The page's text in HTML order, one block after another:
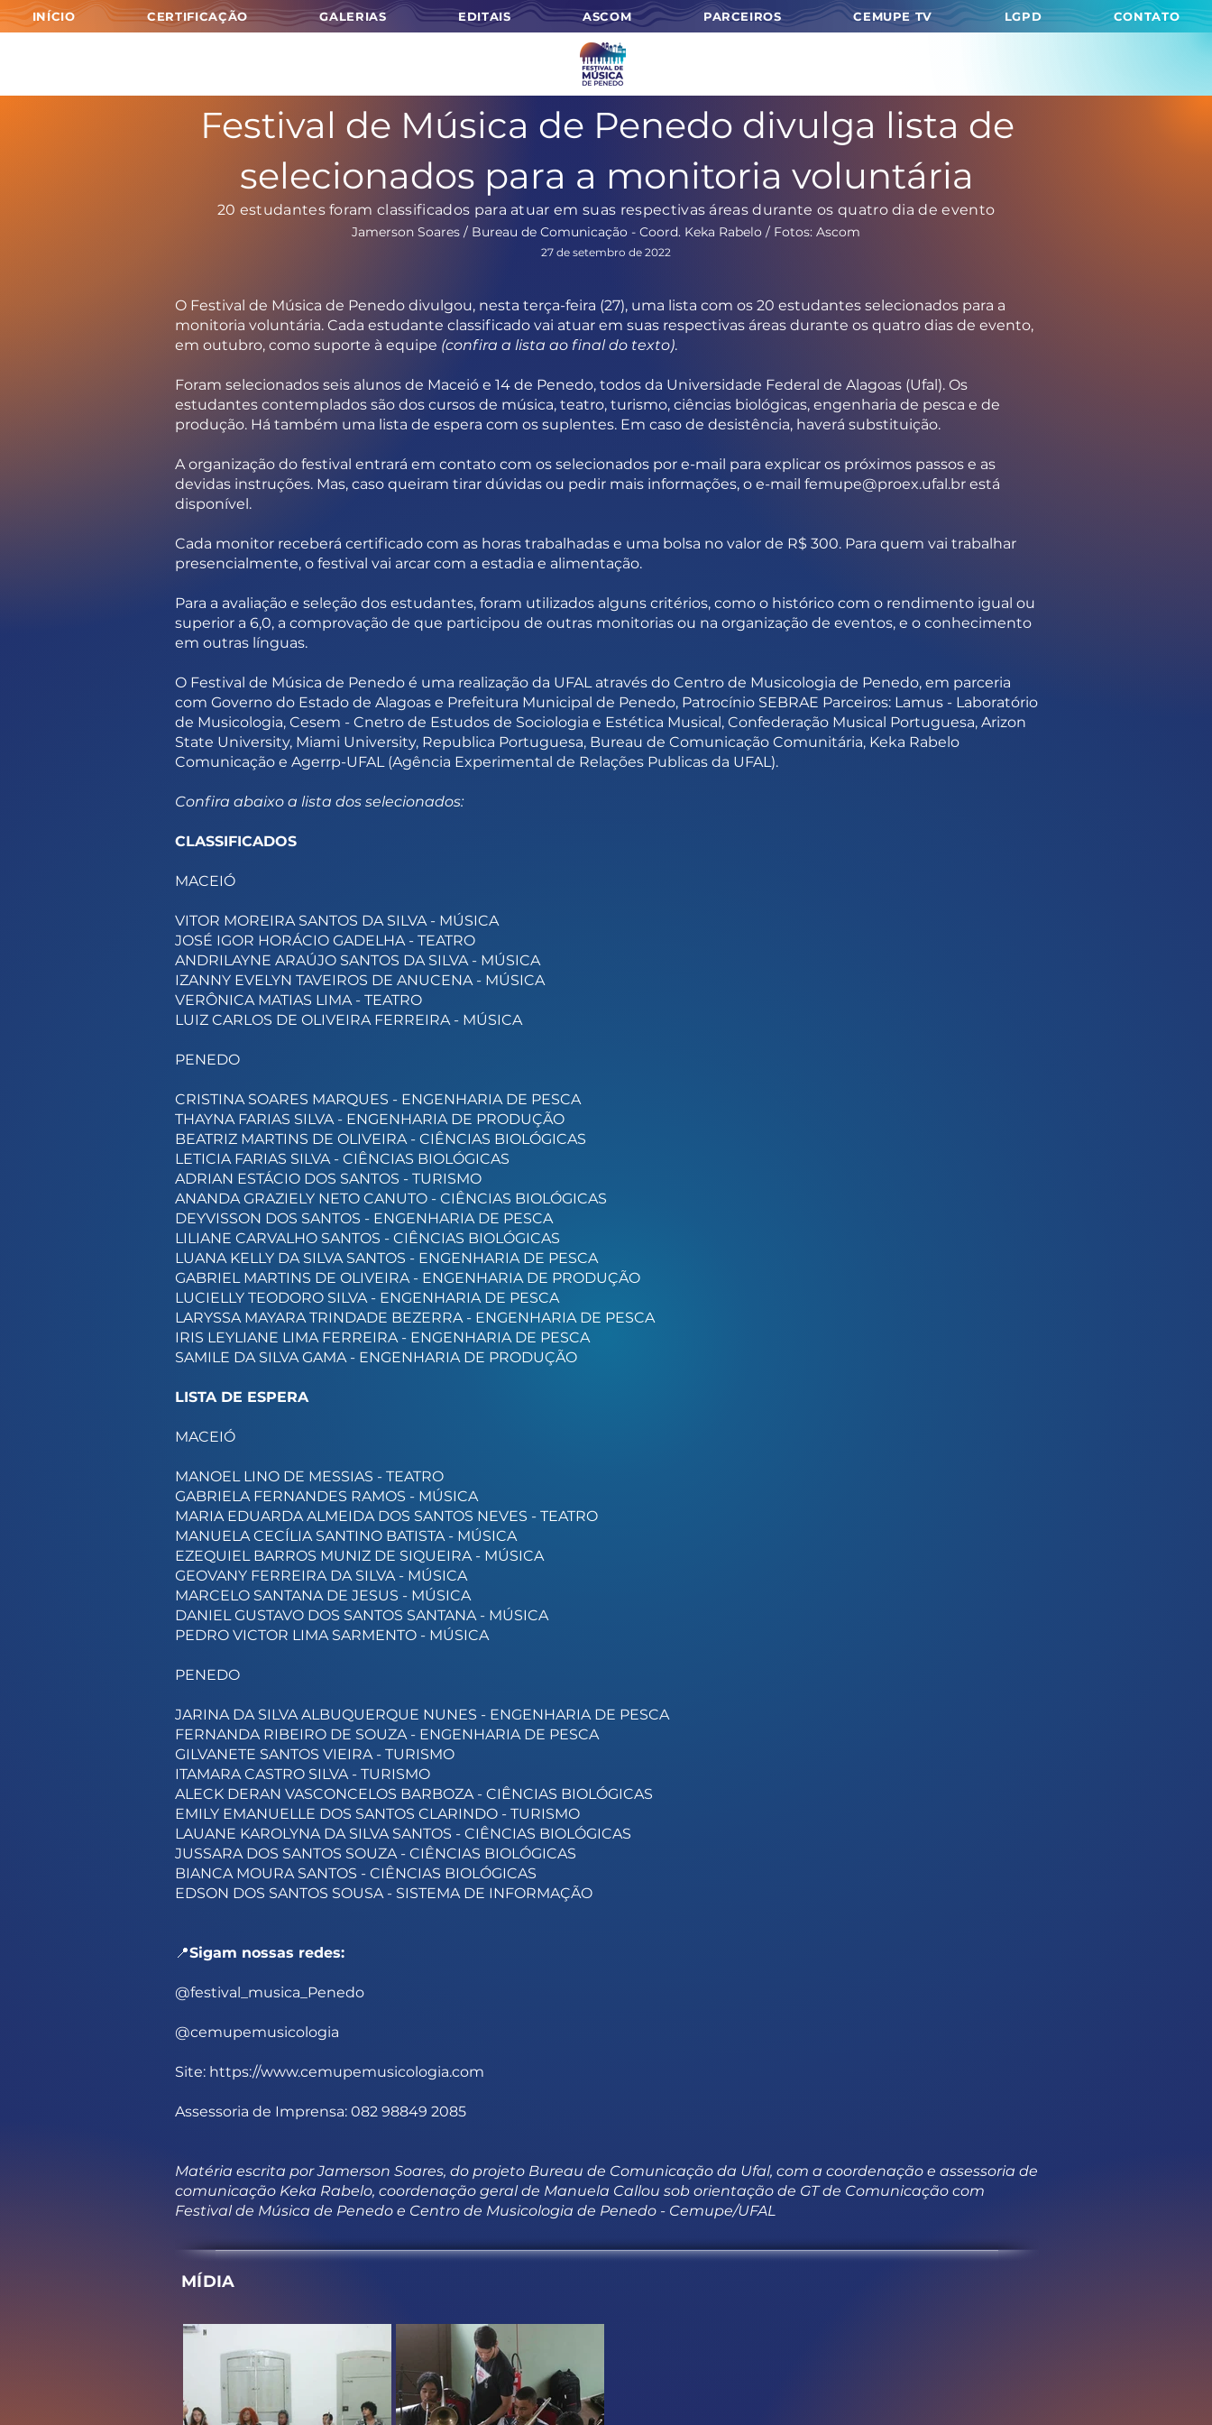
INÍCIO CERTIFICAÇÃO GALERIAS EDITAIS ASCOM PARCEIROS CEMUPE TV LGPD CONTATO
Festival de Música de Penedo divulga lista de
selecionados para a monitoria voluntária
20 estudantes foram classificados para atuar em suas respectivas áreas durante os quatro dia de evento
Jamerson Soares / Bureau de Comunicação - Coord. Keka Rabelo / Fotos: Ascom
27 de setembro de 2022
O Festival de Música de Penedo divulgou, nesta terça-feira (27), uma lista com os 20 estudantes selecionados para a
monitoria voluntária. Cada estudante classificado vai atuar em suas respectivas áreas durante os quatro dias de evento,
em outubro, como suporte à equipe (confira a lista ao final do texto).
Foram selecionados seis alunos de Maceió e 14 de Penedo, todos da Universidade Federal de Alagoas (Ufal). Os
estudantes contemplados são dos cursos de música, teatro, turismo, ciências biológicas, engenharia de pesca e de
produção. Há também uma lista de espera com os suplentes. Em caso de desistência, haverá substituição.
A organização do festival entrará em contato com os selecionados por e-mail para explicar os próximos passos e as
devidas instruções. Mas, caso queiram tirar dúvidas ou pedir mais informações, o e-mail femupe@proex.ufal.br está
disponível.
Cada monitor receberá certificado com as horas trabalhadas e uma bolsa no valor de R$ 300. Para quem vai trabalhar
presencialmente, o festival vai arcar com a estadia e alimentação.
Para a avaliação e seleção dos estudantes, foram utilizados alguns critérios, como o histórico com o rendimento igual ou
superior a 6,0, a comprovação de que participou de outras monitorias ou na organização de eventos, e o conhecimento
em outras línguas.
O Festival de Música de Penedo é uma realização da UFAL através do Centro de Musicologia de Penedo, em parceria
com Governo do Estado de Alagoas e Prefeitura Municipal de Penedo, Patrocínio SEBRAE Parceiros: Lamus - Laboratório
de Musicologia, Cesem - Cnetro de Estudos de Sociologia e Estética Musical, Confederação Musical Portuguesa, Arizon
State University, Miami University, Republica Portuguesa, Bureau de Comunicação Comunitária, Keka Rabelo
Comunicação e Agerrp-UFAL (Agência Experimental de Relações Publicas da UFAL).
Confira abaixo a lista dos selecionados:
CLASSIFICADOS
MACEIÓ
VITOR MOREIRA SANTOS DA SILVA - MÚSICA
JOSÉ IGOR HORÁCIO GADELHA - TEATRO
ANDRILAYNE ARAÚJO SANTOS DA SILVA - MÚSICA
IZANNY EVELYN TAVEIROS DE ANUCENA - MÚSICA
VERÔNICA MATIAS LIMA - TEATRO
LUIZ CARLOS DE OLIVEIRA FERREIRA - MÚSICA
PENEDO
CRISTINA SOARES MARQUES - ENGENHARIA DE PESCA
THAYNA FARIAS SILVA - ENGENHARIA DE PRODUÇÃO
BEATRIZ MARTINS DE OLIVEIRA - CIÊNCIAS BIOLÓGICAS
LETICIA FARIAS SILVA - CIÊNCIAS BIOLÓGICAS
ADRIAN ESTÁCIO DOS SANTOS - TURISMO
ANANDA GRAZIELY NETO CANUTO - CIÊNCIAS BIOLÓGICAS
DEYVISSON DOS SANTOS - ENGENHARIA DE PESCA
LILIANE CARVALHO SANTOS - CIÊNCIAS BIOLÓGICAS
LUANA KELLY DA SILVA SANTOS - ENGENHARIA DE PESCA
GABRIEL MARTINS DE OLIVEIRA - ENGENHARIA DE PRODUÇÃO
LUCIELLY TEODORO SILVA - ENGENHARIA DE PESCA
LARYSSA MAYARA TRINDADE BEZERRA - ENGENHARIA DE PESCA
IRIS LEYLIANE LIMA FERREIRA - ENGENHARIA DE PESCA
SAMILE DA SILVA GAMA - ENGENHARIA DE PRODUÇÃO
LISTA DE ESPERA
MACEIÓ
MANOEL LINO DE MESSIAS - TEATRO
GABRIELA FERNANDES RAMOS - MÚSICA
MARIA EDUARDA ALMEIDA DOS SANTOS NEVES - TEATRO
MANUELA CECÍLIA SANTINO BATISTA - MÚSICA
EZEQUIEL BARROS MUNIZ DE SIQUEIRA - MÚSICA
GEOVANY FERREIRA DA SILVA - MÚSICA
MARCELO SANTANA DE JESUS - MÚSICA
DANIEL GUSTAVO DOS SANTOS SANTANA - MÚSICA
PEDRO VICTOR LIMA SARMENTO - MÚSICA
PENEDO
JARINA DA SILVA ALBUQUERQUE NUNES - ENGENHARIA DE PESCA
FERNANDA RIBEIRO DE SOUZA - ENGENHARIA DE PESCA
GILVANETE SANTOS VIEIRA - TURISMO
ITAMARA CASTRO SILVA - TURISMO
ALECK DERAN VASCONCELOS BARBOZA - CIÊNCIAS BIOLÓGICAS
EMILY EMANUELLE DOS SANTOS CLARINDO - TURISMO
LAUANE KAROLYNA DA SILVA SANTOS - CIÊNCIAS BIOLÓGICAS
JUSSARA DOS SANTOS SOUZA - CIÊNCIAS BIOLÓGICAS
BIANCA MOURA SANTOS - CIÊNCIAS BIOLÓGICAS
EDSON DOS SANTOS SOUSA - SISTEMA DE INFORMAÇÃO
📍Sigam nossas redes:
@festival_musica_Penedo
@cemupemusicologia
Site: https://www.cemupemusicologia.com
Assessoria de Imprensa: 082 98849 2085
Matéria escrita por Jamerson Soares, do projeto Bureau de Comunicação da Ufal, com a coordenação e assessoria de
comunicação Keka Rabelo, coordenação geral de Manuela Callou sob orientação de GT de Comunicação com
Festival de Música de Penedo e Centro de Musicologia de Penedo - Cemupe/UFAL
MÍDIA